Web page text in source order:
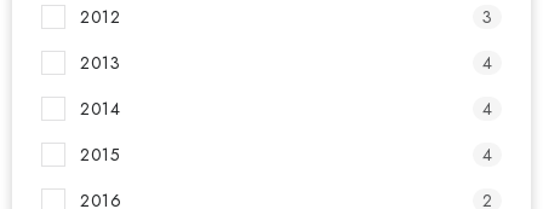
2012
3
2013
4
2014
4
2015
4
2016
2